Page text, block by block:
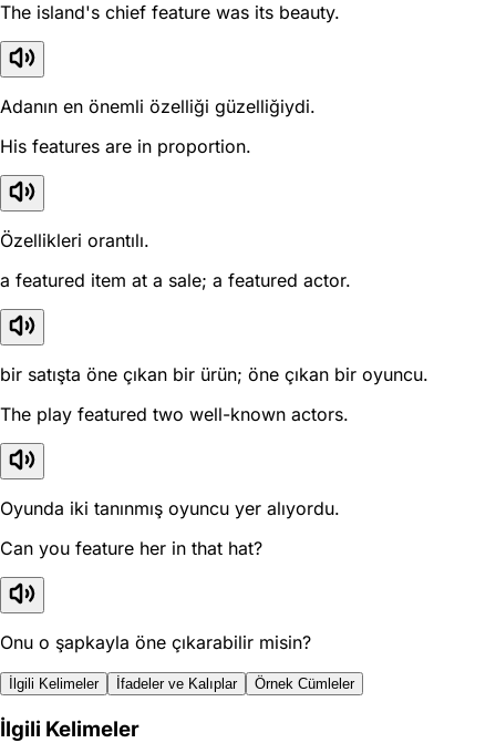
The island's chief feature was its beauty.
Adanın en önemli özelliği güzelliğiydi.
His features are in proportion.
Özellikleri orantılı.
a featured item at a sale; a featured actor.
bir satışta öne çıkan bir ürün; öne çıkan bir oyuncu.
The play featured two well-known actors.
Oyunda iki tanınmış oyuncu yer alıyordu.
Can you feature her in that hat?
Onu o şapkayla öne çıkarabilir misin?
İlgili Kelimeler İfadeler ve Kalıplar Örnek Cümleler
İlgili Kelimeler